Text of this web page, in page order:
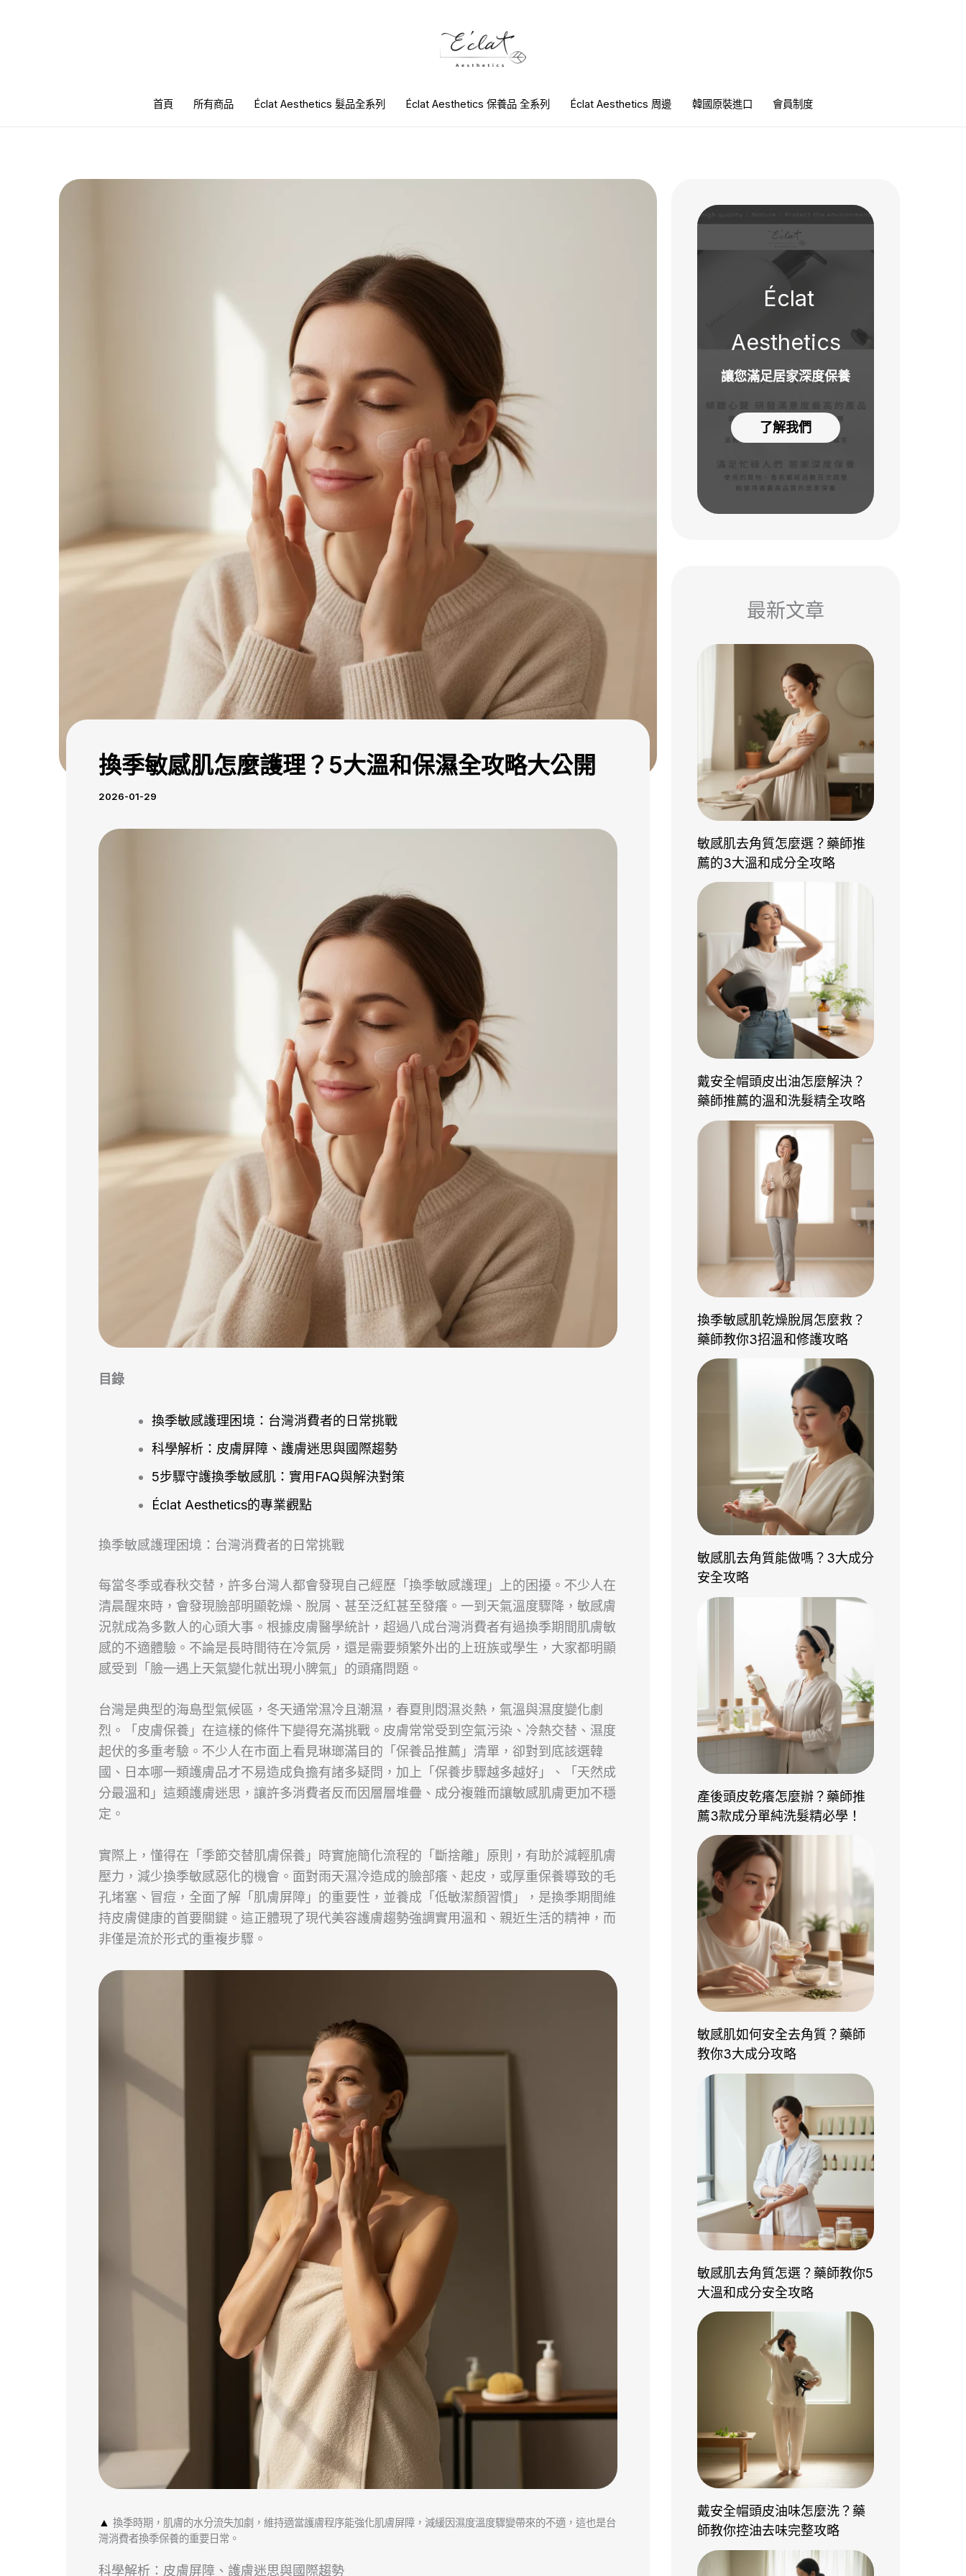
首頁 所有商品 Éclat Aesthetics 髮品全系列 Éclat Aesthetics 保養品 全系列 Éclat Aesthetics 周邊 韓國原裝進口 會員制度
換季敏感肌怎麼護理？5大溫和保濕全攻略大公開
2026-01-29
目錄
換季敏感護理困境：台灣消費者的日常挑戰
科學解析：皮膚屏障、護膚迷思與國際趨勢
5步驟守護換季敏感肌：實用FAQ與解決對策
Éclat Aesthetics的專業觀點
換季敏感護理困境：台灣消費者的日常挑戰
每當冬季或春秋交替，許多台灣人都會發現自己經歷「換季敏感護理」上的困擾。不少人在
清晨醒來時，會發現臉部明顯乾燥、脫屑、甚至泛紅甚至發癢。一到天氣溫度驟降，敏感膚
況就成為多數人的心頭大事。根據皮膚醫學統計，超過八成台灣消費者有過換季期間肌膚敏
感的不適體驗。不論是長時間待在冷氣房，還是需要頻繁外出的上班族或學生，大家都明顯
感受到「臉一遇上天氣變化就出現小脾氣」的頭痛問題。
台灣是典型的海島型氣候區，冬天通常濕冷且潮濕，春夏則悶濕炎熱，氣溫與濕度變化劇
烈。「皮膚保養」在這樣的條件下變得充滿挑戰。皮膚常常受到空氣污染、冷熱交替、濕度
起伏的多重考驗。不少人在市面上看見琳瑯滿目的「保養品推薦」清單，卻對到底該選韓
國、日本哪一類護膚品才不易造成負擔有諸多疑問，加上「保養步驟越多越好」、「天然成
分最溫和」這類護膚迷思，讓許多消費者反而因層層堆疊、成分複雜而讓敏感肌膚更加不穩
定。
實際上，懂得在「季節交替肌膚保養」時實施簡化流程的「斷捨離」原則，有助於減輕肌膚
壓力，減少換季敏感惡化的機會。面對雨天濕冷造成的臉部癢、起皮，或厚重保養導致的毛
孔堵塞、冒痘，全面了解「肌膚屏障」的重要性，並養成「低敏潔顏習慣」，是換季期間維
持皮膚健康的首要關鍵。這正體現了現代美容護膚趨勢強調實用溫和、親近生活的精神，而
非僅是流於形式的重複步驟。
▲ 換季時期，肌膚的水分流失加劇，維持適當護膚程序能強化肌膚屏障，減緩因濕度溫度驟變帶來的不適，這也是台
灣消費者換季保養的重要日常。
科學解析：皮膚屏障、護膚迷思與國際趨勢
Éclat
Aesthetics
讓您滿足居家深度保養
了解我們
最新文章
敏感肌去角質怎麼選？藥師推
薦的3大溫和成分全攻略
戴安全帽頭皮出油怎麼解決？
藥師推薦的溫和洗髮精全攻略
換季敏感肌乾燥脫屑怎麼救？
藥師教你3招溫和修護攻略
敏感肌去角質能做嗎？3大成分
安全攻略
產後頭皮乾癢怎麼辦？藥師推
薦3款成分單純洗髮精必學！
敏感肌如何安全去角質？藥師
教你3大成分攻略
敏感肌去角質怎選？藥師教你5
大溫和成分安全攻略
戴安全帽頭皮油味怎麼洗？藥
師教你控油去味完整攻略